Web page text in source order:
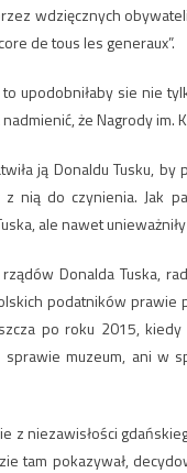
wdzięcznych
de tous les generaux”.
upodobniłaby sie nie
że Nagrody im.
ją Donaldu Tusku,
do czynienia. Jak
ale nawet
Donalda Tuska,
podatników prawie
po roku 2015,
muzeum, ani w
z niezawisłości
tam pokazywał,